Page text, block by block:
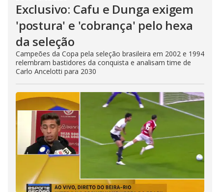
Exclusivo: Cafu e Dunga exigem
'postura' e 'cobrança' pelo hexa
da seleção
Campeões da Copa pela seleção brasileira em 2002 e 1994
relembram bastidores da conquista e analisam time de
Carlo Ancelotti para 2030